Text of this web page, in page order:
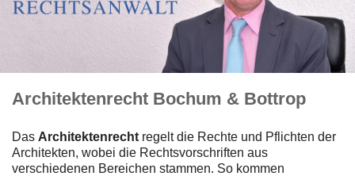
Architektenrecht Bochum & Bottrop
Das Architektenrecht regelt die Rechte und Pflichten der
Architekten, wobei die Rechtsvorschriften aus
verschiedenen Bereichen stammen. So kommen